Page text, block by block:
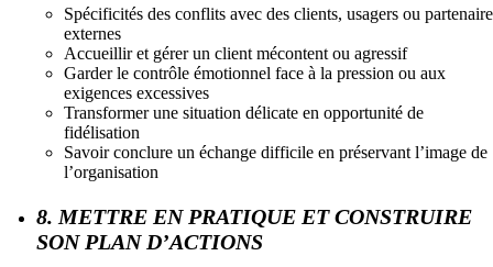
Spécificités des conflits avec des clients, usagers ou
externes
Accueillir et gérer un client mécontent ou agressif
Garder le contrôle émotionnel face à la pression ou aux
exigences excessives
Transformer une situation délicate en opportunité de
fidélisation
Savoir conclure un échange difficile en préservant l’image de
l’organisation
8. METTRE EN PRATIQUE ET CONSTRUIRE
SON PLAN D’ACTIONS